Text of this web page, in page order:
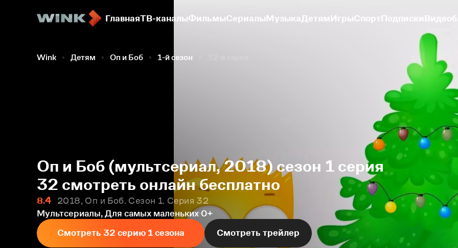
ГлавнаяТВ-каналыФильмыСериалыМузыкаДетям ИгрыСпортПодписки
Wink Детям Оп и Боб 1-й сезон
Оп и Боб (мультсериал, 2018) сезон 1 серия
32 смотреть онлайн бесплатно
8.4
2018, Оп и Боб. Сезон 1. Серия 32
Мультсериалы, Для самых маленьких 0+
Смотреть 32 серию 1 сезона
Смотреть трейлер